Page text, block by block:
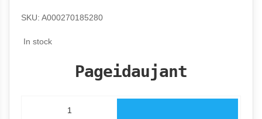
SKU: A000270185280
In stock
Pageidaujant